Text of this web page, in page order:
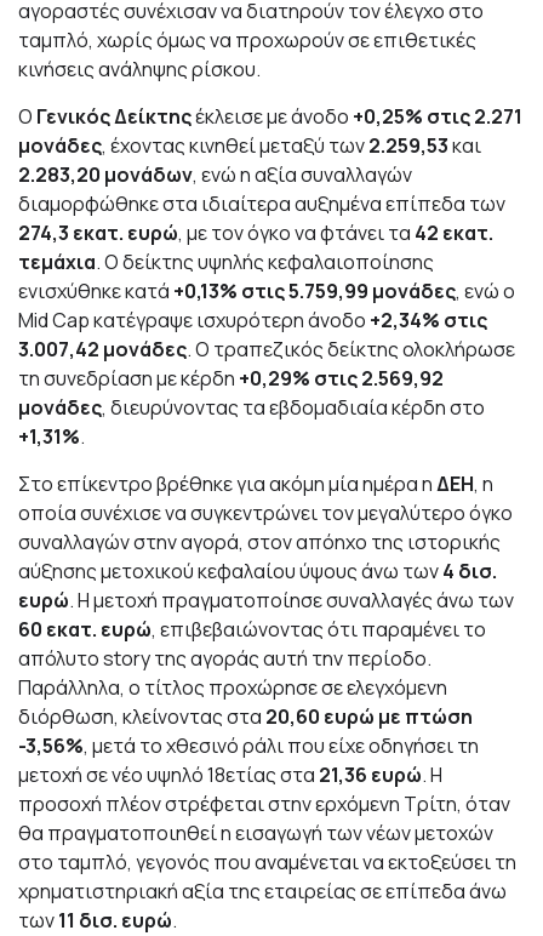
αγοραστές συνέχισαν να διατηρούν τον έλεγχο στο
ταμπλό, χωρίς όμως να προχωρούν σε επιθετικές
κινήσεις ανάληψης ρίσκου.
Ο Γενικός Δείκτηςέκλεισε με άνοδο +0,25% στις 2.271
μονάδες, έχοντας κινηθεί μεταξύ των2.259,53και
2.283,20 μονάδων, ενώ η αξία συναλλαγών
διαμορφώθηκε στα ιδιαίτερα αυξημένα επίπεδα των
274,3 εκατ. ευρώ, με τον όγκο να φτάνει τα 42 εκατ.
τεμάχια. Ο δείκτης υψηλής κεφαλαιοποίησης
ενισχύθηκε κατά +0,13% στις 5.759,99 μονάδες, ενώ ο
Mid Cap κατέγραψε ισχυρότερη άνοδο +2,34% στις
3.007,42 μονάδες. Ο τραπεζικός δείκτης ολοκλήρωσε
τη συνεδρίαση με κέρδη +0,29% στις 2.569,92
μονάδες, διευρύνοντας τα εβδομαδιαία κέρδη στο
+1,31%.
Στο επίκεντρο βρέθηκε για ακόμη μία ημέρα ηΔΕΗ, η
οποία συνέχισε να συγκεντρώνει τον μεγαλύτερο όγκο
συναλλαγών στην αγορά, στον απόηχο της ιστορικής
αύξησης μετοχικού κεφαλαίου ύψους άνω των4 δισ.
ευρώ. Η μετοχή πραγματοποίησε συναλλαγές άνω των
60 εκατ. ευρώ, επιβεβαιώνοντας ότι παραμένει το
απόλυτο story της αγοράς αυτή την περίοδο.
Παράλληλα, ο τίτλος προχώρησε σε ελεγχόμενη
διόρθωση, κλείνοντας στα 20,60 ευρώ με πτώση
-3,56%, μετά το χθεσινό ράλι που είχε οδηγήσει τη
μετοχή σε νέο υψηλό 18ετίας στα 21,36 ευρώ. Η
προσοχή πλέον στρέφεται στην ερχόμενη Τρίτη, όταν
θα πραγματοποιηθεί η εισαγωγή των νέων μετοχών
στο ταμπλό, γεγονός που αναμένεται να εκτοξεύσει τη
χρηματιστηριακή αξία της εταιρείας σε επίπεδα άνω
των11 δισ. ευρώ.